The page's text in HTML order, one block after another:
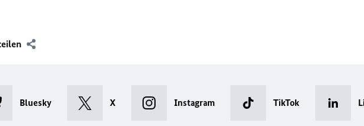
Bluesky X Instagram TikTok